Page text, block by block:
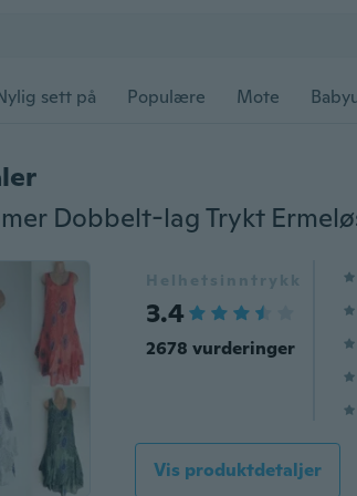
sett på Populære Mote
Helhetsinntrykk
3.4
2678 vurderinger
Vis produktdetaljer